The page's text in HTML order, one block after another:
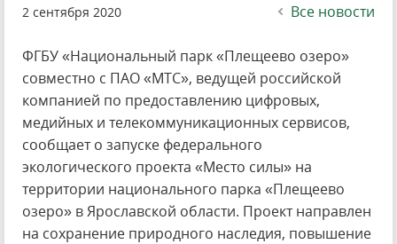
2 сентября 2020 Все новости
ФГБУ «Национальный парк «Плещеево озеро»
совместно с ПАО «МТС», ведущей российской
компанией по предоставлению цифровых,
медийных и телекоммуникационных сервисов,
сообщает о запуске федерального
экологического проекта «Место силы» на
территории национального парка «Плещеево
озеро» в Ярославской области. Проект направлен
на сохранение природного наследия, повышение